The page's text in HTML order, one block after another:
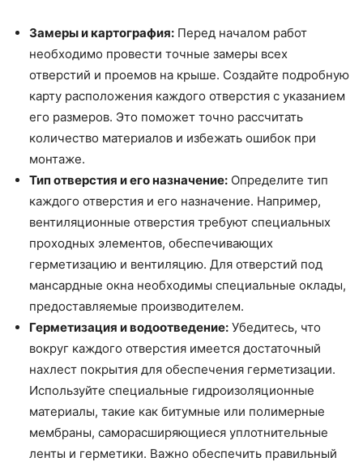
Замеры и картография: Перед началом работ
необходимо провести точные замеры всех
отверстий и проемов на крыше. Создайте подробную
карту расположения каждого отверстия с указанием
его размеров. Это поможет точно рассчитать
количество материалов и избежать ошибок при
монтаже.
Тип отверстия и его назначение: Определите тип
каждого отверстия и его назначение. Например,
вентиляционные отверстия требуют специальных
проходных элементов, обеспечивающих
герметизацию и вентиляцию. Для отверстий под
мансардные окна необходимы специальные оклады,
предоставляемые производителем.
Герметизация и водоотведение: Убедитесь, что
вокруг каждого отверстия имеется достаточный
нахлест покрытия для обеспечения герметизации.
Используйте специальные гидроизоляционные
материалы, такие как битумные или полимерные
мембраны, саморасширяющиеся уплотнительные
ленты и герметики. Важно обеспечить правильный